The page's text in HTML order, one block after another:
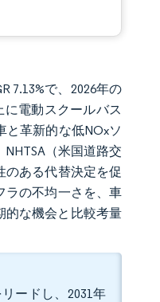
7.13%で、2026年の
に電動スクールバス
と革新的な低NOxソ
（米国道路交
ある代替決定を促
ラの不均一さを、車
的な機会と比較考量
ードし、2031年